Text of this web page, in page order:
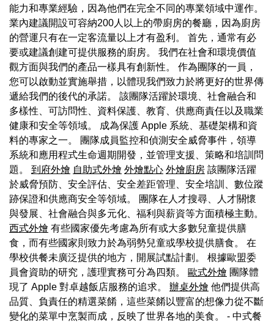
能力和專業經驗，因為他們在完全不同的專業領域中運作。
業內建議開設可容納200人以上的帶廚房的餐廳，因為廚房
的營運只有在一定客流量以上才有盈利。 首先，通常有必
要或建議創建可提供服務的廚房。 我們在社會和環境價值
觀方面與我們的產品一樣具有創新性。 作為團隊的一員，
您可以啟動並實施舉措，以體現我們致力於將更好的世界傳
遞給我們的後代的承諾。 該團隊活躍於環境、社會融合和
多樣性、可訪問性、資料保護、教育、供應商責任以及職業
健康和安全等領域。 成為保護 Apple 系統、基礎架構和資
料的專家之一。 團隊成員監控和偵測安全威脅事件，領導
系統和應用程式生命週期開發，並管理支援、策略和培訓問
題。 到府外燴 自助式外燴 外燴點心 外燴廚房 該團隊活躍
於威脅預防、安全評估、安全差距管理、安全培訓、數位蹤
跡保證和供應商安全等領域。 團隊在人才搜尋、人才關懷
與發展、社會融合與多元化、福利與薪資等方面積極主動。
西式外燴 有些國家優先考慮為所有或大多數兒童提供膳
食，而有些國家則致力於為弱勢兒童或學校提供膳食。 在
學校供餐未廣泛提供的地方，開展試點計劃。 根據歐盟委
員會資助的研究，護理實務可分為四類。
歐式外燴 團隊體
現了 Apple 對卓越飯店服務的追求。 辦桌外燴 他們提供高
品質、負責任的精選菜餚，這些菜餚以豐富的想像力從不斷
變化的菜單中烹製而成，反映了世界各地的美食。 - 中式餐